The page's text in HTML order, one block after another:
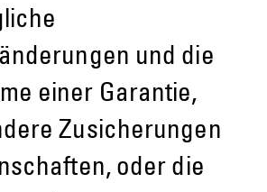
und die
einer Garantie,
Zusicherungen
oder die